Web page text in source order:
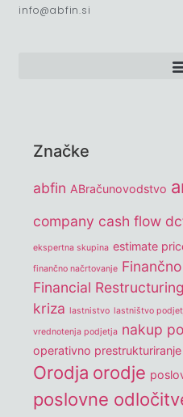
info@abfin.si
Značke
abfin ABračunovodstvo
company cash flow
ekspertna skupina estimate
finančno načrtovanje
Financial Restructuring
kriza lastnistvo lastništvo
vrednotenja podjetja nakup
operativno prestrukturiranje
Orodja orodje
poslovne